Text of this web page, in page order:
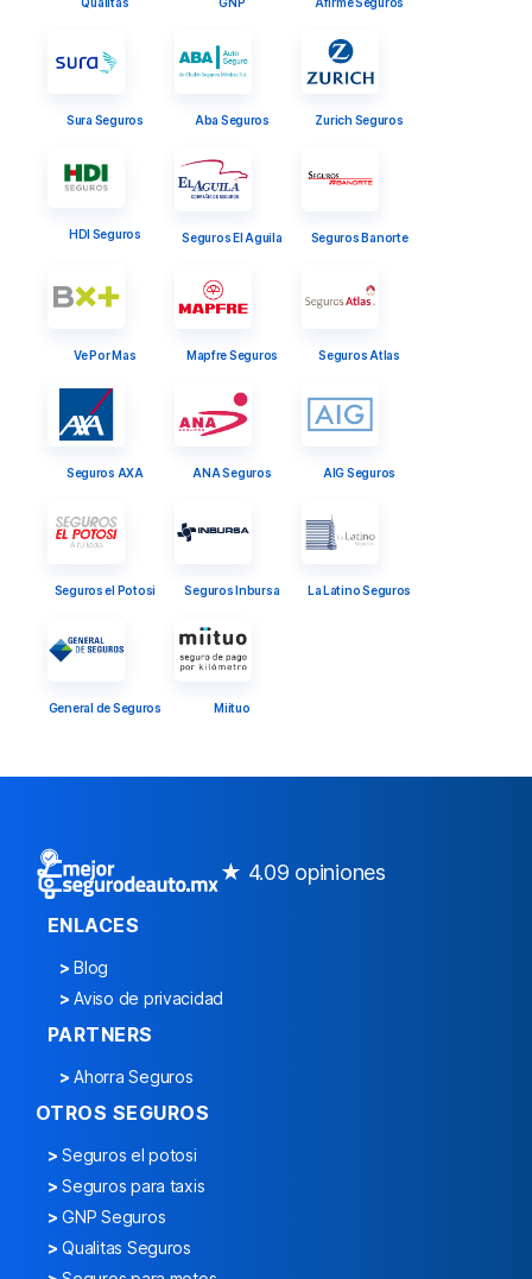
Sura Seguros Aba Seguros Zurich Seguros
HDI Seguros Seguros El Aguila Seguros Banorte
Ve Por Mas Mapfre Seguros Seguros Atlas
Seguros AXA ANA Seguros AIG Seguros
Seguros el Potosi Seguros Inbursa La Latino Seguros
General de Seguros Miituo
★ 4.09 opiniones
ENLACES
> Blog
> Aviso de privacidad
PARTNERS
> Ahorra Seguros
OTROS SEGUROS
> Seguros el potosi
> Seguros para taxis
> GNP Seguros
> Qualitas Seguros